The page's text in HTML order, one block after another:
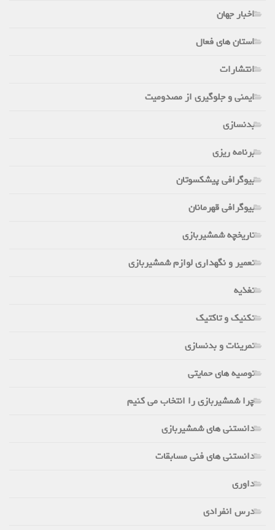
اخبار جهان
استان های فعال
انتشارات
ایمنی و جلوگیری از مصدومیت
بدنسازی
برنامه ریزی
بیوگرافی پیشکسوتان
بیوگرافی قهرمانان
تاریخچه شمشیربازی
تعمیر و نگهداری لوازم شمشیربازی
تغذیه
تکنیک و تاکتیک
تمرینات و بدنسازی
توصیه های حمایتی
چرا شمشیربازی را انتخاب می کنیم
دانستنی های شمشیربازی
دانستنی های فنی مسابقات
داوری
درس انفرادی